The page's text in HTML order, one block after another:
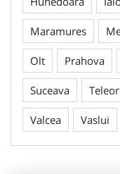
Maramures
Olt Prahova
Suceava
Valcea Vaslui